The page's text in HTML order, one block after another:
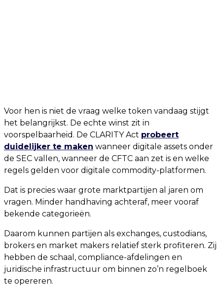
Voor hen is niet de vraag welke token vandaag stijgt
het belangrijkst. De echte winst zit in
voorspelbaarheid. De CLARITY Act probeert
duidelijker te maken wanneer digitale assets onder
de SEC vallen, wanneer de CFTC aan zet is en welke
regels gelden voor digitale commodity-platformen.
Dat is precies waar grote marktpartijen al jaren om
vragen. Minder handhaving achteraf, meer vooraf
bekende categorieën.
Daarom kunnen partijen als exchanges, custodians,
brokers en market makers relatief sterk profiteren. Zij
hebben de schaal, compliance-afdelingen en
juridische infrastructuur om binnen zo’n regelboek
te opereren.